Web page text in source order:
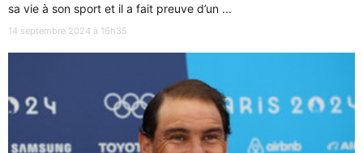
sa vie à son sport et il a fait preuve d’un ...
14 septembre 2024 à 16h35